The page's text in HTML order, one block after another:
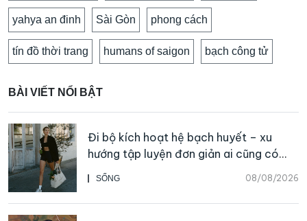
yahya an đinh Sài Gòn phong cách
tín đồ thời trang humans of saigon bạch công tử
BÀI VIẾT NỔI BẬT
SỐNG 08/08/2026
Đi bộ kích hoạt hệ bạch huyết – xu
hướng tập luyện đơn giản ai cũng có
thể bắt đầu